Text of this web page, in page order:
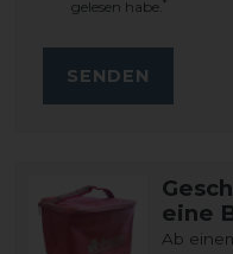
gelesen habe. *
SENDEN
eine
Ab